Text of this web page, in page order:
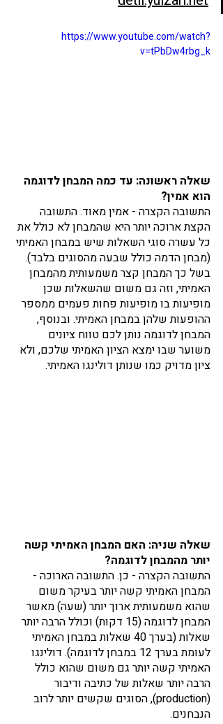
https://www.youtube.com/watch?
v=tPbDw4rbg_k
שאלה ראשונה: עד כמה המבחן לדוגמה
הוא אמין?
התשובה הקצרה - אמין מאוד. התשובה
הקצת ארוכה יותר היא שהמבחן לא כולל את
כל עשרה סוגי השאלות שיש במבחן האמיתי
(מבחן הדמה כולל שבעה מהסוגים בלבד).
בשל כך המבחן קצר משמעותית מהמבחן
האמיתי, וזה גם משום שהשאלות שכן
מופיעות בו מופיעות פחות פעמים ממספר
ההופעות שלהן במבחן האמיתי. ובנוסף,
המבחן לדוגמה נותן לכם טווח ציונים
משוער שבו ימצא הציון האמיתי שלכם, ולא
ציון מדויק כמו שנותן דולינגו האמיתי.
שאלה שניה: האם המבחן האמיתי קשה
יותר מהמבחן לדוגמה?
התשובה הקצרה - כן. התשובה הארוכה -
המבחן האמיתי קשה יותר בעיקר משום
שהוא משמעותית ארוך יותר (שעה) מאשר
המבחן לדוגמה (15 דקות) וכולל הרבה יותר
שאלות (בערך 40 שאלות במבחן האמיתי
לעומת בערך 12 במבחן לדוגמה). דולינגו
האמיתי קשה יותר גם משום שהוא כולל
הרבה יותר שאלות של כתיבה ודיבור
(production), הסוגים שקשים יותר לרוב
הנבחנים.